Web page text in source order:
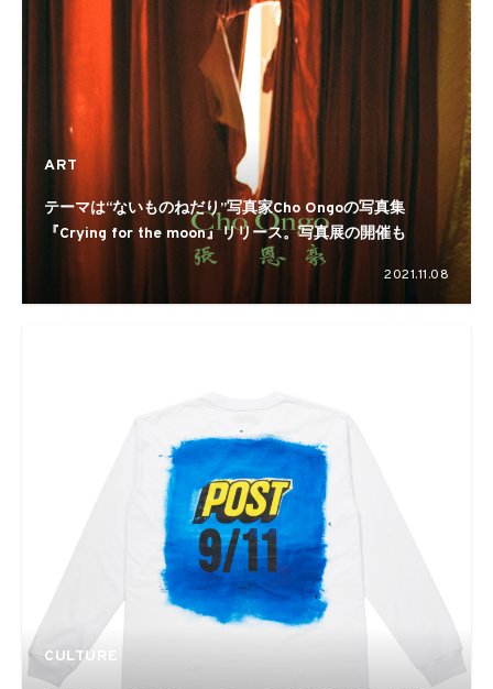
ART
テーマは“ないものねだり”写真家Cho Ongoの写真集
『Crying for the moon』リリース。写真展の開催も
2021.11.08
CULTURE